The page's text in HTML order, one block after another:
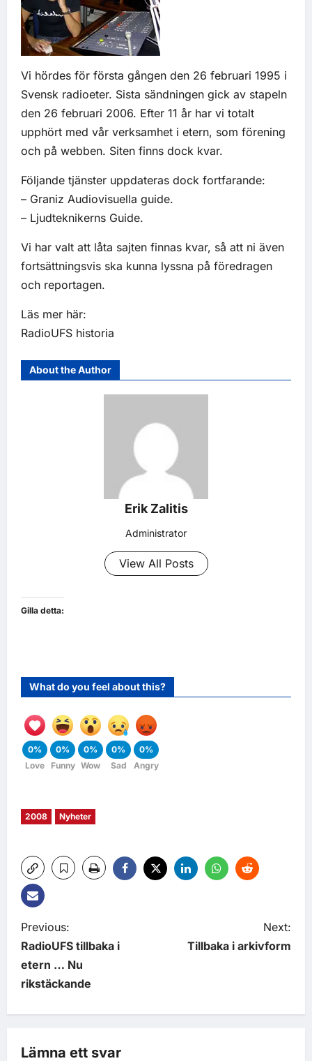
Vi hördes för första gången den 26 februari 1995 i
Svensk radioeter. Sista sändningen gick av stapeln
den 26 februari 2006. Efter 11 år har vi totalt
upphört med vår verksamhet i etern, som förening
och på webben. Siten finns dock kvar.
Följande tjänster uppdateras dock fortfarande:
– Graniz Audiovisuella guide.
– Ljudteknikerns Guide.
Vi har valt att låta sajten finnas kvar, så att ni även
fortsättningsvis ska kunna lyssna på föredragen
och reportagen.
Läs mer här:
RadioUFS historia
About the Author
Erik Zalitis
Administrator
View All Posts
Gilla detta:
What do you feel about this?
0%
Love
0%
Funny
0%
Wow
0%
Sad
0%
Angry
2008 Nyheter
Previous:
RadioUFS tillbaka i
etern … Nu
rikstäckande
Next:
Tillbaka i arkivform
Lämna ett svar